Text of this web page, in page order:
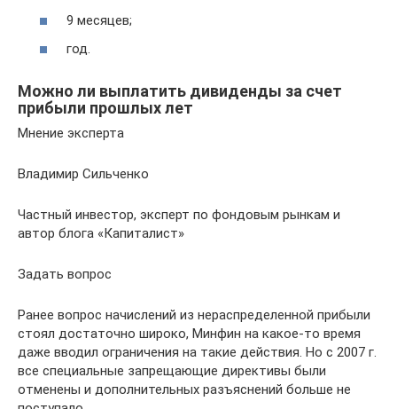
9 месяцев;
год.
Можно ли выплатить дивиденды за счет
прибыли прошлых лет
Мнение эксперта
Владимир Сильченко
Частный инвестор, эксперт по фондовым рынкам и
автор блога «Капиталист»
Задать вопрос
Ранее вопрос начислений из нераспределенной прибыли
стоял достаточно широко, Минфин на какое-то время
даже вводил ограничения на такие действия. Но с 2007 г.
все специальные запрещающие директивы были
отменены и дополнительных разъяснений больше не